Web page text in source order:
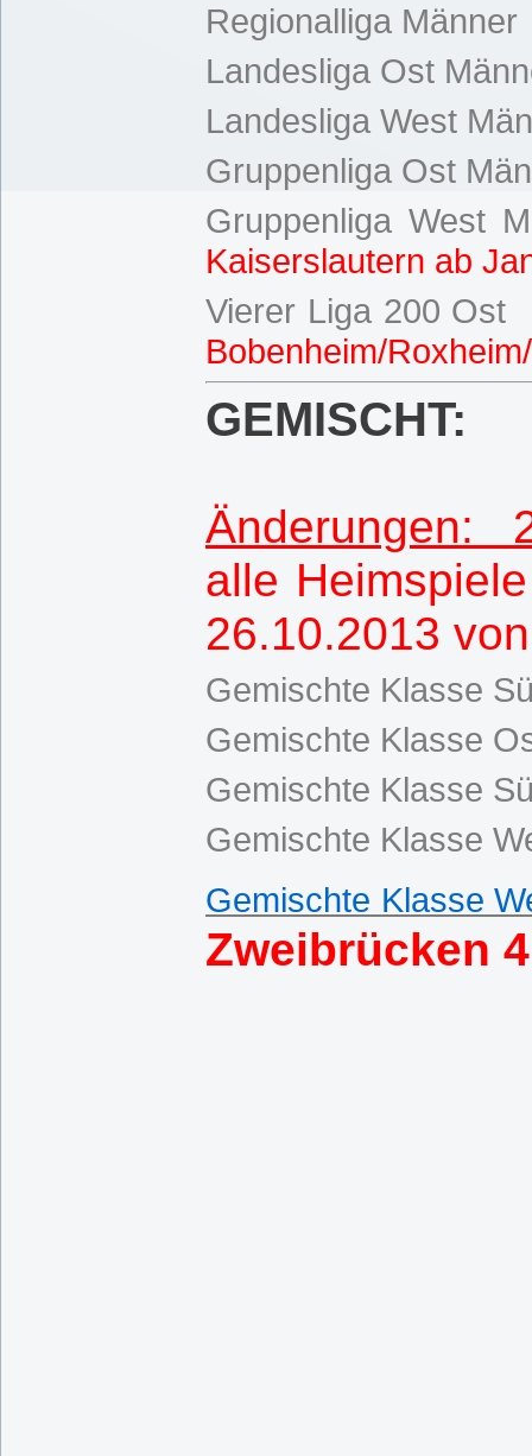
Regionalliga Männer
Landesliga Ost
Landesliga West
Gruppenliga Ost
Gruppenliga West
Kaiserslautern ab
Vierer Liga 200 Ost
Bobenheim/
GEMISCHT:
Änderungen:
alle
26.10.2013
Gemischte Klasse
Gemischte Klasse
Gemischte Klasse
Gemischte Klasse
Gemischte Klasse
Zweibrücken